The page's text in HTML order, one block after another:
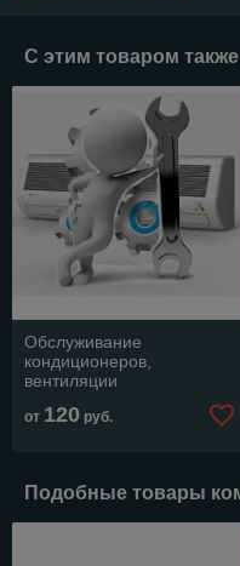
С этим товаром
Обслуживание
кондиционеров,
вентиляции
от 120 руб.
Подобные товары